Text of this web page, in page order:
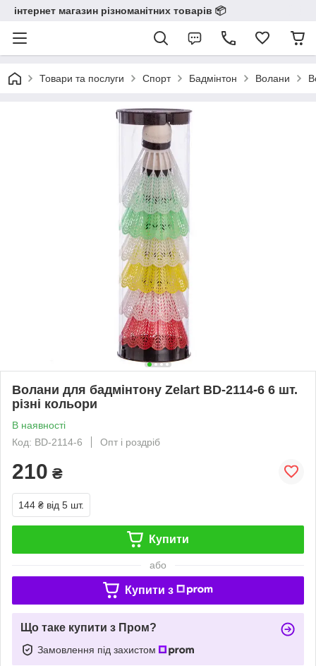
інтернет магазин різноманітних товарів 📦️️️️️️
Товари та послуги Спорт Бадмінтон Волани
Волани для бадмінтону Zelart BD-2114-6 6 шт.
різні кольори
В наявності
Код: BD-2114-6
Опт і роздріб
210 ₴
144 ₴ від 5 шт.
Купити
або
Купити з
Що таке купити з Пром?
Замовлення під захистом